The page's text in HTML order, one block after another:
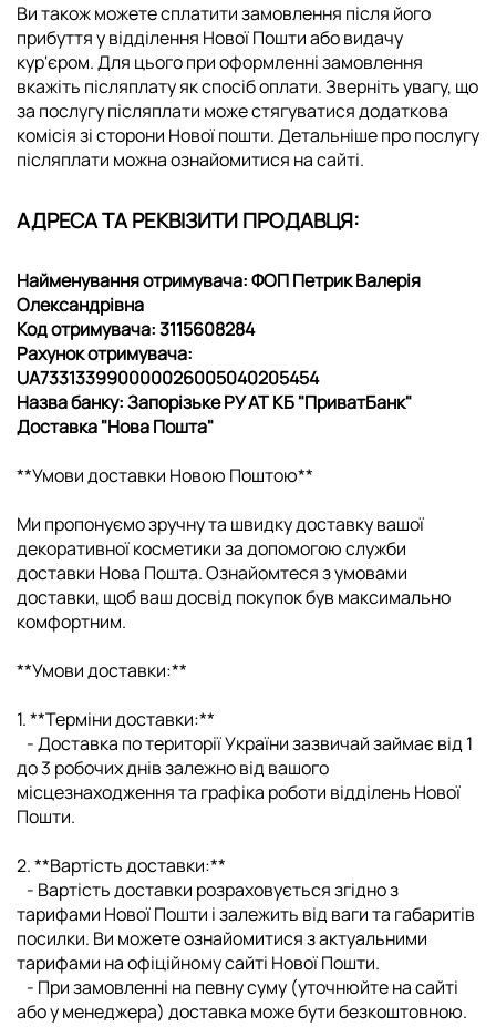
Ви також можете сплатити замовлення після його
прибуття у відділення Нової Пошти або видачу
кур'єром. Для цього при оформленні замовлення
вкажіть післяплату як спосіб оплати. Зверніть увагу, що
за послугу післяплати може стягуватися додаткова
комісія зі сторони Нової пошти. Детальніше про послугу
післяплати можна ознайомитися насайті.
АДРЕСА ТА РЕКВІЗИТИ ПРОДАВЦЯ:
Найменування отримувача: ФОП Петрик Валерія
Олександрівна
Код отримувача: 3115608284
Рахунок отримувача:
UA733133990000026005040205454
Назва банку: Запорiзьке РУ АТ КБ "ПриватБанк"
Доставка "Нова Пошта"
**Умови доставки Новою Поштою**
Ми пропонуємо зручну та швидку доставку вашої
декоративної косметики за допомогою служби
доставки Нова Пошта. Ознайомтеся з умовами
доставки, щоб ваш досвід покупок був максимально
комфортним.
**Умови доставки:**
1. **Терміни доставки:**
- Доставка по території України зазвичай займає від 1
до 3 робочих днів залежно від вашого
місцезнаходження та графіка роботи відділень Нової
Пошти.
2. **Вартість доставки:**
- Вартість доставки розраховується згідно з
тарифами Нової Пошти і залежить від ваги та габаритів
посилки. Ви можете ознайомитися з актуальними
тарифами на офіційному сайті Нової Пошти.
- При замовленні на певну суму (уточнюйте на сайті
або у менеджера) доставка може бути безкоштовною.